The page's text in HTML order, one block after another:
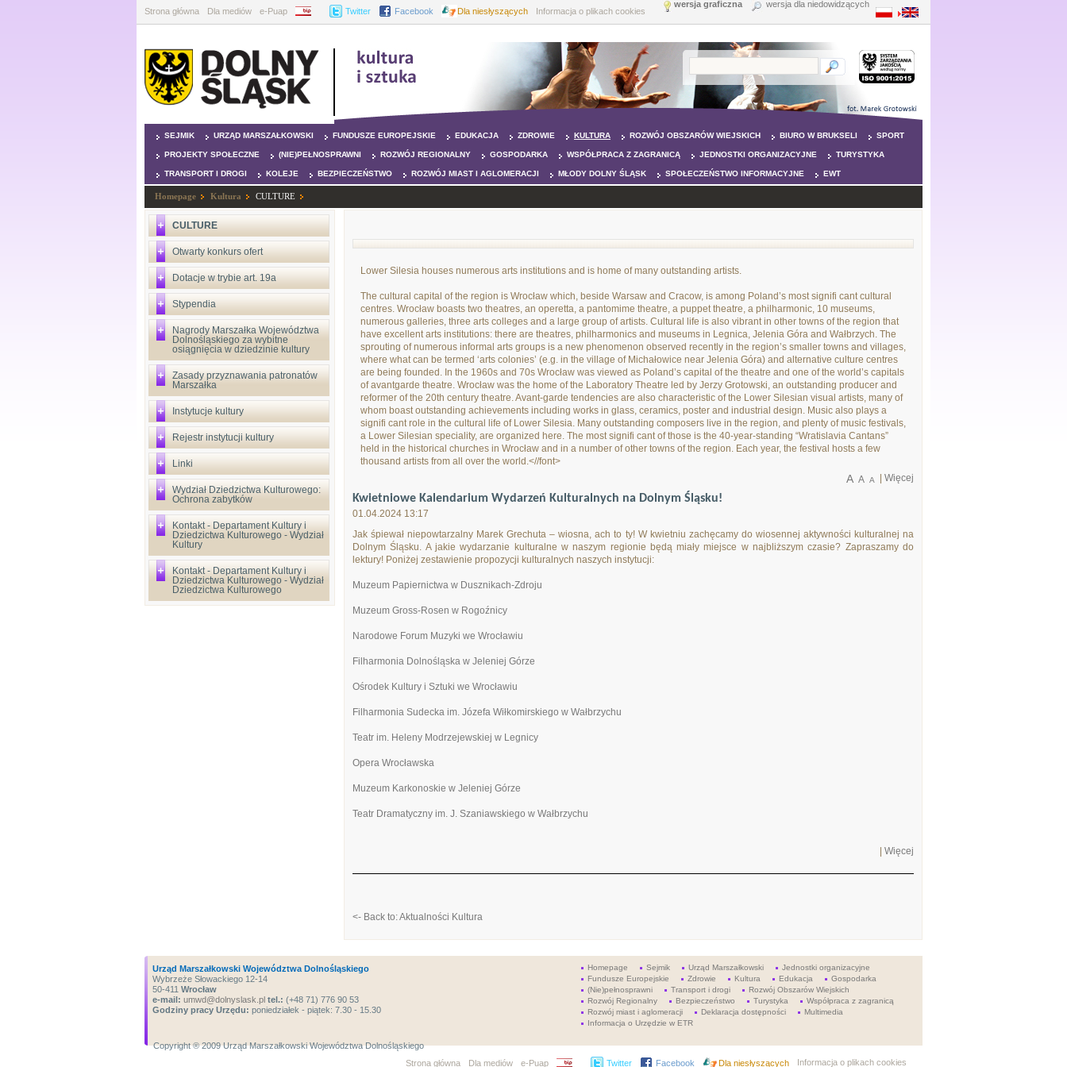
Strona główna Dla mediów e-Puap BIP Twitter Facebook Dla niesłyszących Informacja o plikach cookies
wersja graficzna wersja dla niedowidzących
SEJMIK URZĄD MARSZAŁKOWSKI FUNDUSZE EUROPEJSKIE EDUKACJA ZDROWIE KULTURA ROZWÓJ OBSZARÓW WIEJSKICH BIURO W BRUKSELI SPORT
PROJEKTY SPOŁECZNE (NIE)PEŁNOSPRAWNI ROZWÓJ REGIONALNY GOSPODARKA WSPÓŁPRACA Z ZAGRANICĄ JEDNOSTKI ORGANIZACYJNE TURYSTYKA
TRANSPORT I DROGI KOLEJE BEZPIECZEŃSTWO ROZWÓJ MIAST I AGLOMERACJI MŁODY DOLNY ŚLĄSK SPOŁECZEŃSTWO INFORMACYJNE EWT
Homepage Kultura CULTURE
CULTURE
Otwarty konkurs ofert
Dotacje w trybie art. 19a
Stypendia
Nagrody Marszałka Województwa
Dolnośląskiego za wybitne
osiągnięcia w dziedzinie kultury
Zasady przyznawania patronatów
Marszałka
Instytucje kultury
Rejestr instytucji kultury
Linki
Wydział Dziedzictwa Kulturowego:
Ochrona zabytków
Kontakt - Departament Kultury i
Dziedzictwa Kulturowego - Wydział
Kultury
Kontakt - Departament Kultury i
Dziedzictwa Kulturowego - Wydział
Dziedzictwa Kulturowego
Lower Silesia houses numerous arts institutions and is home of many outstanding artists.
The cultural capital of the region is Wrocław which, beside Warsaw and Cracow, is among Poland’s most signifi cant cultural
centres. Wrocław boasts two theatres, an operetta, a pantomime theatre, a puppet theatre, a philharmonic, 10 museums,
numerous galleries, three arts colleges and a large group of artists. Cultural life is also vibrant in other towns of the region that
have excellent arts institutions: there are theatres, philharmonics and museums in Legnica, Jelenia Góra and Wałbrzych. The
sprouting of numerous informal arts groups is a new phenomenon observed recently in the region’s smaller towns and villages,
where what can be termed ‘arts colonies’ (e.g. in the village of Michałowice near Jelenia Góra) and alternative culture centres
are being founded. In the 1960s and 70s Wrocław was viewed as Poland’s capital of the theatre and one of the world’s capitals
of avantgarde theatre. Wrocław was the home of the Laboratory Theatre led by Jerzy Grotowski, an outstanding producer and
reformer of the 20th century theatre. Avant-garde tendencies are also characteristic of the Lower Silesian visual artists, many of
whom boast outstanding achievements including works in glass, ceramics, poster and industrial design. Music also plays a
signifi cant role in the cultural life of Lower Silesia. Many outstanding composers live in the region, and plenty of music festivals,
a Lower Silesian speciality, are organized here. The most signifi cant of those is the 40-year-standing “Wratislavia Cantans”
held in the historical churches in Wrocław and in a number of other towns of the region. Each year, the festival hosts a few
thousand artists from all over the world.<//font>
Więcej
A A A
Kwietniowe Kalendarium Wydarzeń Kulturalnych na Dolnym Śląsku!
01.04.2024 13:17
Jak śpiewał niepowtarzalny Marek Grechuta – wiosna, ach to ty! W kwietniu zachęcamy do wiosennej aktywności kulturalnej na
Dolnym Śląsku. A jakie wydarzanie kulturalne w naszym regionie będą miały miejsce w najbliższym czasie? Zapraszamy do
lektury! Poniżej zestawienie propozycji kulturalnych naszych instytucji:
Muzeum Papiernictwa w Dusznikach-Zdroju
Muzeum Gross-Rosen w Rogoźnicy
Narodowe Forum Muzyki we Wrocławiu
Filharmonia Dolnośląska w Jeleniej Górze
Ośrodek Kultury i Sztuki we Wrocławiu
Filharmonia Sudecka im. Józefa Wiłkomirskiego w Wałbrzychu
Teatr im. Heleny Modrzejewskiej w Legnicy
Opera Wrocławska
Muzeum Karkonoskie w Jeleniej Górze
Teatr Dramatyczny im. J. Szaniawskiego w Wałbrzychu
Więcej
<- Back to: Aktualności Kultura
Urząd Marszałkowski Województwa Dolnośląskiego
Wybrzeże Słowackiego 12-14
50-411 Wrocław
e-mail: umwd@dolnyslask.pl tel.: (+48 71) 776 90 53
Godziny pracy Urzędu: poniedziałek - piątek: 7.30 - 15.30
Homepage Sejmik Urząd Marszałkowski
Jednostki organizacyjne
Fundusze Europejskie
Zdrowie Kultura Edukacja
Gospodarka
(Nie)pełnosprawni
Transport i drogi
Rozwój Obszarów Wiejskich
Rozwój Regionalny
Bezpieczeństwo Turystyka
Współpraca z zagranicą
Rozwój miast i aglomeracji
Deklaracja dostępności
Multimedia
Informacja o Urzędzie w ETR
Copyright ® 2009 Urząd Marszałkowski Województwa Dolnośląskiego
Strona główna
Dla mediów e-Puap BIP Twitter Facebook Dla niesłyszących Informacja o plikach cookies